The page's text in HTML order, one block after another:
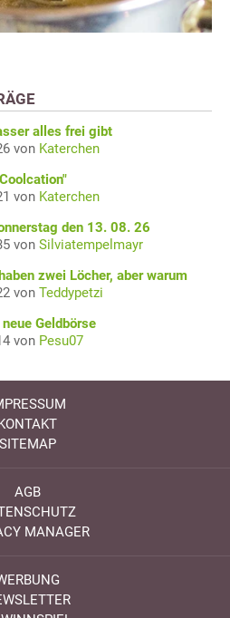
alles frei gibt
von Katerchen
von Katerchen
den 13. 08. 26
von Silviatempelmayr
zwei Löcher, aber warum
von Teddypetzi
Geldbörse
von Pesu07
SITEMAP
AGB
MANAGER